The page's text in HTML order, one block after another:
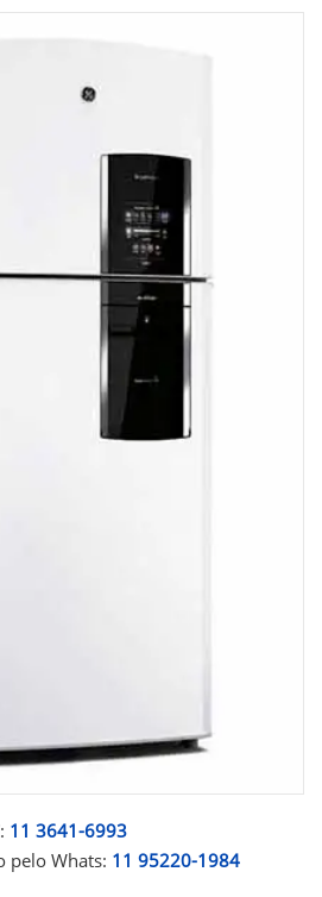
11 3641-6993
pelo Whats: 11 95220-1984